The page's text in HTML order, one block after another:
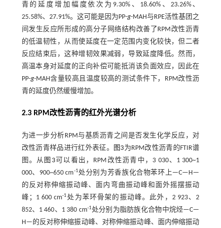
青的延度增加幅度依次为9.30%、18.60%、23.26%、
25.58%、27.91%。这可能是因为PP-g-MAH与RPE活性基团之
间发生反应所形成的高分子网络结构改善了RPM改性沥青
的低温韧性，从而使延度在一定范围内变化较快，但二者
反应结束后，这种增韧效果减弱，导致延度降低。然而，
高温本身对延度的正向补偿可能抵消该负面效应，因此在
PP-g-MAH含量较高且温度较高的测试条件下，RPM改性沥
青的延度仍然缓慢增加。
2.3 RPM改性沥青的红外光谱分析
为进一步分析RPM与基质沥青之间是否发生化学反应，对
改性沥青样品进行红外表征。
图3为RPM改性沥青的FTIR谱
图。从 图3可以看出，RPM改性沥青中，3 030、1 300~1
000、900~650 cm-1处分别为芳香族化合物苯环上—C—H—
的反对称伸缩振动峰、面内弯曲振动峰和面外摇摆振动
峰；1 600 cm-1处为苯环骨架的振动峰。此外，2 923、2
852、1 460、1 380 cm-1处分别为脂肪族化合物中烷烃—C—
H—的反对称伸缩振动峰、对称伸缩振动峰、面内伸缩振动